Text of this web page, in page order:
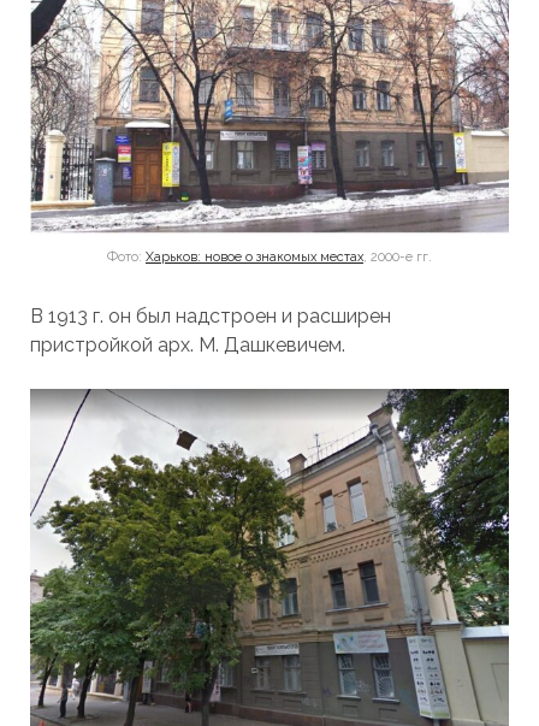
Фото: Харьков: новое о знакомых местах, 2000-е гг.
В 1913 г. он был надстроен и расширен
пристройкой арх. М. Дашкевичем.